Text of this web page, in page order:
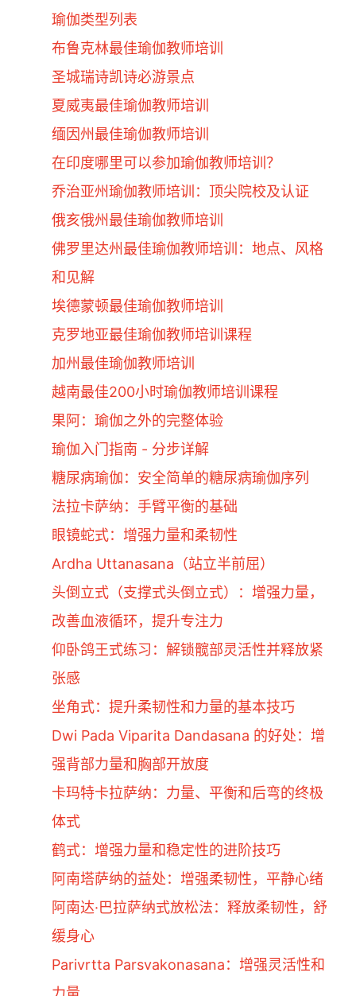
瑜伽类型列表
布鲁克林最佳瑜伽教师培训
圣城瑞诗凯诗必游景点
夏威夷最佳瑜伽教师培训
缅因州最佳瑜伽教师培训
在印度哪里可以参加瑜伽教师培训？
乔治亚州瑜伽教师培训：顶尖院校及认证
俄亥俄州最佳瑜伽教师培训
佛罗里达州最佳瑜伽教师培训：地点、风格
和见解
埃德蒙顿最佳瑜伽教师培训
克罗地亚最佳瑜伽教师培训课程
加州最佳瑜伽教师培训
越南最佳200小时瑜伽教师培训课程
果阿：瑜伽之外的完整体验
瑜伽入门指南 - 分步详解
糖尿病瑜伽：安全简单的糖尿病瑜伽序列
法拉卡萨纳：手臂平衡的基础
眼镜蛇式：增强力量和柔韧性
Ardha Uttanasana（站立半前屈）
头倒立式（支撑式头倒立式）：增强力量，
改善血液循环，提升专注力
仰卧鸽王式练习：解锁髋部灵活性并释放紧
张感
坐角式：提升柔韧性和力量的基本技巧
Dwi Pada Viparita Dandasana 的好处：增
强背部力量和胸部开放度
卡玛特卡拉萨纳：力量、平衡和后弯的终极
体式
鹤式：增强力量和稳定性的进阶技巧
阿南塔萨纳的益处：增强柔韧性，平静心绪
阿南达·巴拉萨纳式放松法：释放柔韧性，舒
缓身心
Parivrtta Parsvakonasana：增强灵活性和